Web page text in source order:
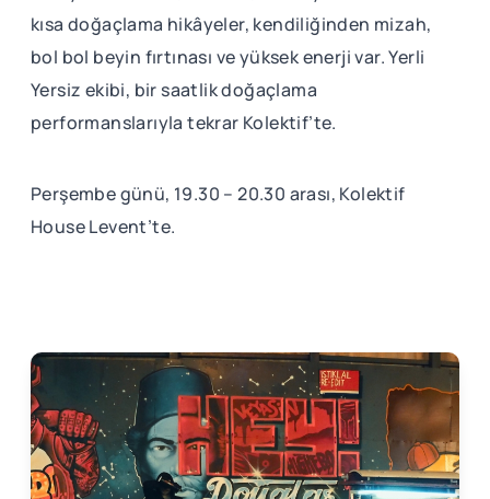
kısa doğaçlama hikâyeler, kendiliğinden mizah,
bol bol beyin fırtınası ve yüksek enerji var. Yerli
Yersiz ekibi, bir saatlik doğaçlama
performanslarıyla tekrar Kolektif’te.
Perşembe günü, 19.30 – 20.30 arası, Kolektif
House Levent’te.